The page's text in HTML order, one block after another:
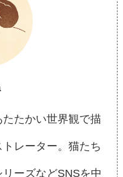
たかい世界観で描
レーター。猫たち
ーズなどSNSを中